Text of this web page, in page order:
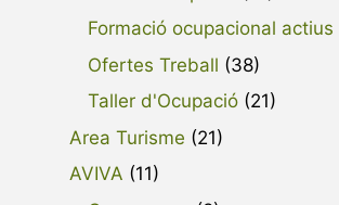
Formació ocupacional actius
Ofertes Treball (38)
Taller d'Ocupació (21)
Area Turisme (21)
AVIVA (11)